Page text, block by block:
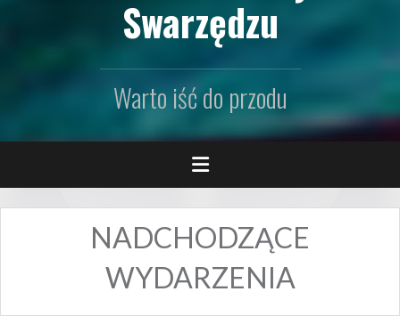
Swarzędzu
Warto iść do przodu
NADCHODZĄCE
WYDARZENIA